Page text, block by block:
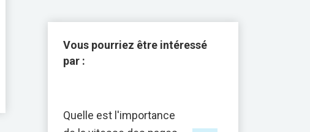
Vous pourriez être intéressé
par :
Quelle est l'importance